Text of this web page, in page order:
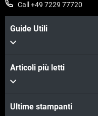
Scopri di più
Call +49 7229 77720
Guide Utili
Articoli più letti
Ultime stampanti